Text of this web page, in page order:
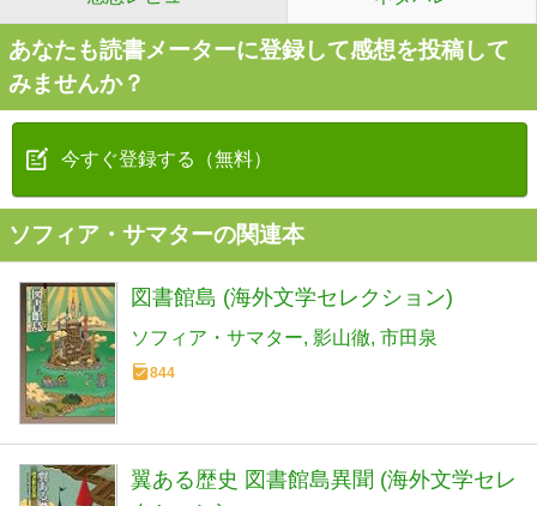
あなたも読書メーターに登録して感想を投稿して
みませんか？
今すぐ登録する（無料）
ソフィア・サマターの関連本
図書館島 (海外文学セレクション)
ソフィア・サマター 影山徹 市田泉
844
翼ある歴史 図書館島異聞 (海外文学セレ